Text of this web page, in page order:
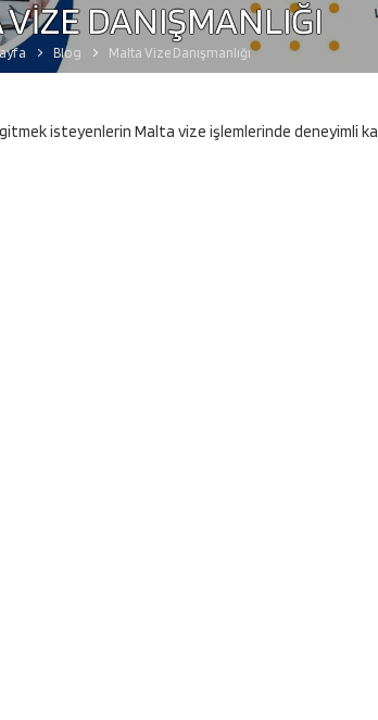
VİZE DANIŞMANLIĞI
Blog Malta Vize Danışmanlığı
isteyenlerin Malta vize işlemlerinde deneyimli